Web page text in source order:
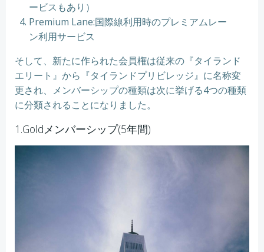
ービスもあり）
Premium Lane:国際線利用時のプレミアムレー
ン利用サービス
そして、新たに作られた会員権は従来の『タイランド
エリート』から『タイランドプリビレッジ』に名称変
更され、メンバーシップの種類は次に挙げる4つの種類
に分類されることになりました。
1.Goldメンバーシップ(5年間)